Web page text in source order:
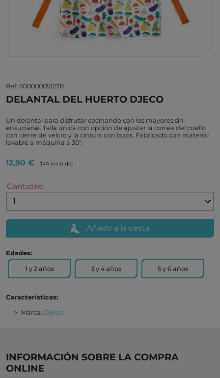
Ref: 000000051278
DELANTAL DEL HUERTO DJECO
Un delantal para disfrutar cocinando con los mayores sin
ensuciarse. Talla única con opción de ajustar la correa del cuello
con cierre de velcro y la cintura con lazos. Fabricado con material
lavable a máquina a 30°.
12,90 € (IVA incluido)
Cantidad
Añadir a la cesta
Edades:
1 y 2 años 3 y 4 años 5 y 6 años
Características:
Marca: Djeco
INFORMACIÓN SOBRE LA COMPRA
ONLINE